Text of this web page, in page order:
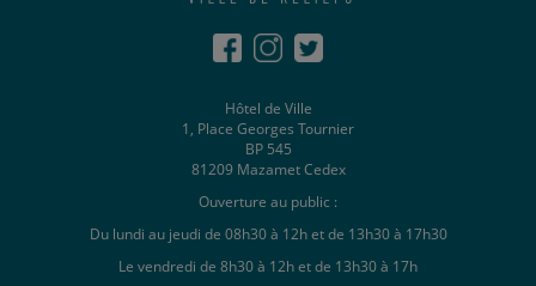
Hôtel de Ville
1, Place Georges Tournier
BP 545
81209 Mazamet Cedex
Ouverture au public :
Du lundi au jeudi de 08h30 à 12h et de 13h30 à 17h30
Le vendredi de 8h30 à 12h et de 13h30 à 17h